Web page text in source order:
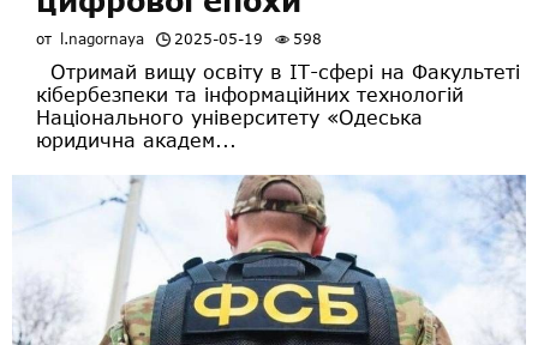
от l.nagornaya 2025-05-19 598
Отримай вищу освіту в ІТ-сфері на Факультеті
кібербезпеки та інформаційних технологій
Національного університету «Одеська
юридична академ...